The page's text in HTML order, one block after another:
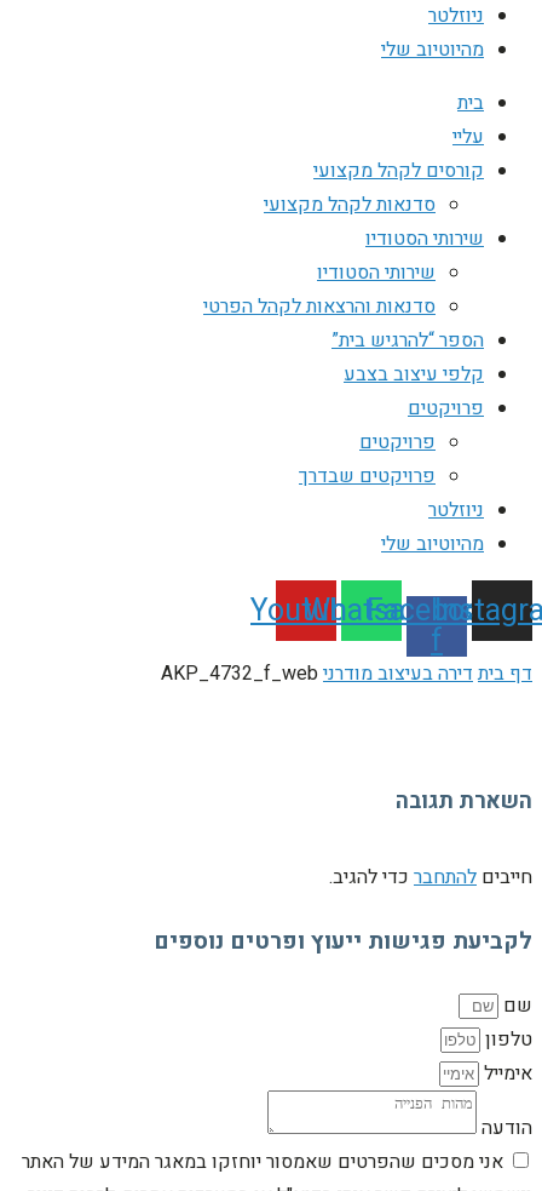
ניוזלטר
מהיוטיוב שלי
בית
עליי
קורסים לקהל מקצועי
סדנאות לקהל מקצועי
שירותי הסטודיו
שירותי הסטודיו
סדנאות והרצאות לקהל הפרטי
הספר “להרגיש בית”
קלפי עיצוב בצבע
פרויקטים
פרויקטים
פרויקטים שבדרך
ניוזלטר
מהיוטיוב שלי
Facebook-
f
Whatsapp
Youtube
דף בית דירה בעיצוב מודרניAKP_4732_f_web
השארת תגובה
חייבים להתחבר כדי להגיב.
לקביעת פגישות ייעוץ ופרטים נוספים
שם
טלפון
אימייל
הודעה
אני מסכים שהפרטים שאמסור יוחזקו במאגר המידע של האתר